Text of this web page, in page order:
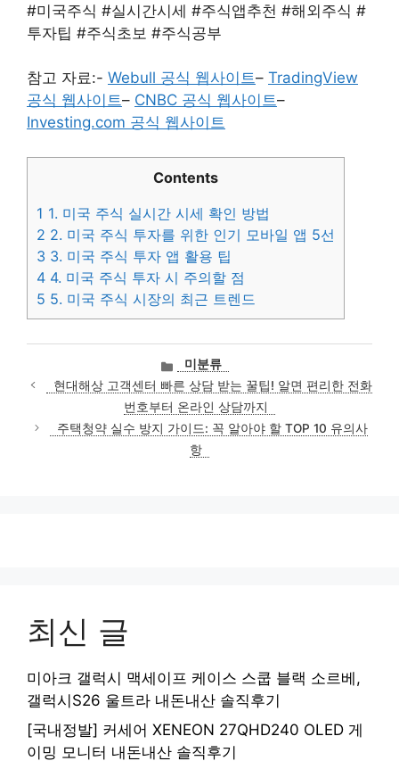
#미국주식 #실시간시세 #주식앱추천 #해외주식 #
투자팁 #주식초보 #주식공부
참고 자료:- Webull 공식 웹사이트– TradingView
공식 웹사이트– CNBC 공식 웹사이트–
Investing.com 공식 웹사이트
Contents
1 1. 미국 주식 실시간 시세 확인 방법
2 2. 미국 주식 투자를 위한 인기 모바일 앱 5선
3 3. 미국 주식 투자 앱 활용 팁
4 4. 미국 주식 투자 시 주의할 점
5 5. 미국 주식 시장의 최근 트렌드
카
테
고
리
미분류
현대해상 고객센터 빠른 상담 받는 꿀팁! 알면 편리한 전화
번호부터 온라인 상담까지
주택청약 실수 방지 가이드: 꼭 알아야 할 TOP 10 유의사
항
최신 글
미아크 갤럭시 맥세이프 케이스 스쿱 블랙 소르베,
갤럭시S26 울트라 내돈내산 솔직후기
[국내정발] 커세어 XENEON 27QHD240 OLED 게
이밍 모니터 내돈내산 솔직후기